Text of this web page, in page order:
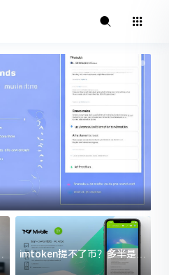
imtoken提不了币？多半是这
几件事没处理好